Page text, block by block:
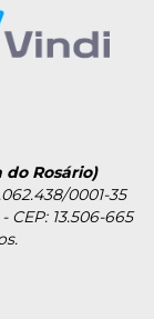
do Rosário)
0001-35
CEP: 13.506-665